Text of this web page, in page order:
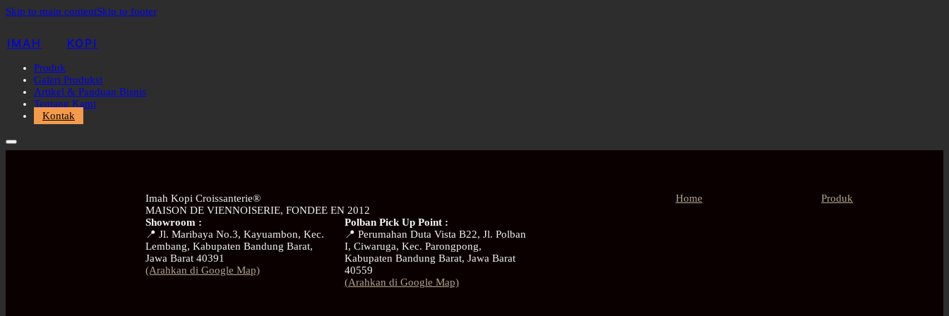
Skip to main contentSkip to footer
IMAH KOPI
Produk
Galeri Produksi
Artikel & Panduan Bisnis
Tentang Kami
Kontak
Imah Kopi Croissanterie®
MAISON DE VIENNOISERIE, FONDEE EN 2012
Showroom :
📍 Jl. Maribaya No.3, Kayuambon, Kec.
Lembang, Kabupaten Bandung Barat,
Jawa Barat 40391
(Arahkan di Google Map)
Polban Pick Up Point :
📍 Perumahan Duta Vista B22, Jl. Polban
I, Ciwaruga, Kec. Parongpong,
Kabupaten Bandung Barat, Jawa Barat
40559
(Arahkan di Google Map)
Home Produk